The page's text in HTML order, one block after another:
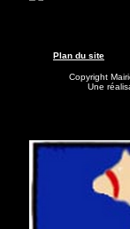
Plan du site
Copyright
Une